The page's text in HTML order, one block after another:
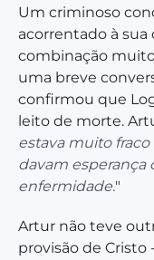
Um criminoso
acorrentado à sua
combinação
uma breve
confirmou que
leito de morte.
estava muito
davam esperança
enfermidade."
Artur não teve
provisão de Cristo